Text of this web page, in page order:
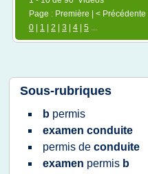
Page : Première | < Précédente |
0
1 2 3 4 5 ...
Sous-rubriques
b permis
examen conduite
permis de conduite
examen permis b